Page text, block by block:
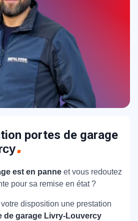
portes de garage
est en panne et vous redoutez
pour sa remise en état ?
votre disposition une prestation
de garage Livry-Louvercy